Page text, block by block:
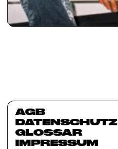
AGB
DATENSCHUTZ
GLOSSAR
IMPRESSUM